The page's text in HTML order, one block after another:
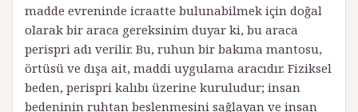
madde evreninde icraatte bulunabilmek için doğal
olarak bir araca gereksinim duyar ki, bu araca
perispri adı verilir. Bu, ruhun bir bakıma mantosu,
örtüsü ve dışa ait, maddi uygulama aracıdır. Fiziksel
beden, perispri kalıbı üzerine kuruludur; insan
bedeninin ruhtan beslenmesini sağlayan ve insan